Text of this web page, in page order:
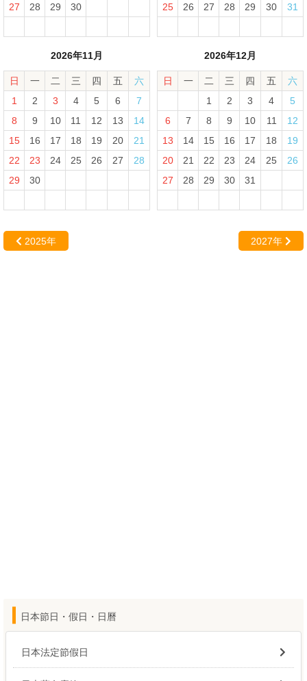
27
28 29 30
25
26 27 28 29 30 31
2026年11月
日 一 二 三 四 五
六
1
2 3 4 5 6
7
8
9 10 11 12 13
14
15
16 17 18 19 20
21
22
23 24 25 26 27
28
29
30
2026年12月
日 一 二 三 四 五
六
1
2 3 4
5
6
7 8 9 10 11
12
13
14 15 16 17 18
19
20
21 22 23 24 25
26
27
28 29 30 31
2025年 2027年
日本節日・假日・日曆
日本法定節假日